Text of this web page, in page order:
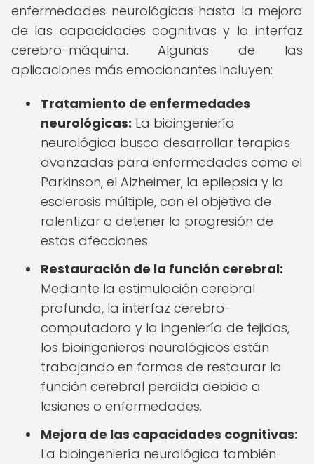
enfermedades neurológicas hasta la mejora
de las capacidades cognitivas y la interfaz
cerebro-máquina. Algunas de las
aplicaciones más emocionantes incluyen:
Tratamiento de enfermedades
neurológicas: La bioingeniería
neurológica busca desarrollar terapias
avanzadas para enfermedades como el
Parkinson, el Alzheimer, la epilepsia y la
esclerosis múltiple, con el objetivo de
ralentizar o detener la progresión de
estas afecciones.
Restauración de la función cerebral:
Mediante la estimulación cerebral
profunda, la interfaz cerebro-
computadora y la ingeniería de tejidos,
los bioingenieros neurológicos están
trabajando en formas de restaurar la
función cerebral perdida debido a
lesiones o enfermedades.
Mejora de las capacidades cognitivas:
La bioingeniería neurológica también